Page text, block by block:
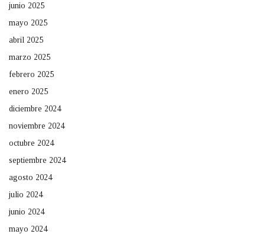
junio 2025
mayo 2025
abril 2025
marzo 2025
febrero 2025
enero 2025
diciembre 2024
noviembre 2024
octubre 2024
septiembre 2024
agosto 2024
julio 2024
junio 2024
mayo 2024